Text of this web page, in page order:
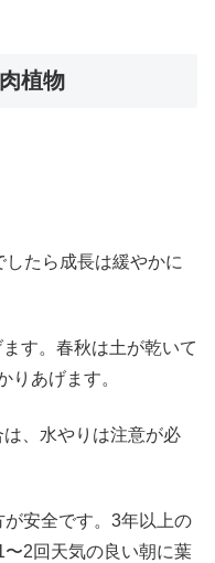
植物
たら成長は緩やかに
す。春秋は土が乾いて
りあげます。
、水やりは注意が必
安全です。3年以上の
2回天気の良い朝に葉